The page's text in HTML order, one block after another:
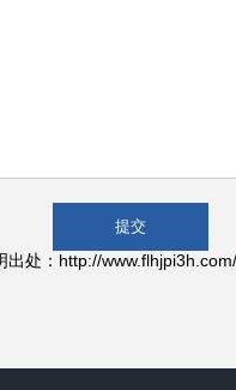
出处：http://